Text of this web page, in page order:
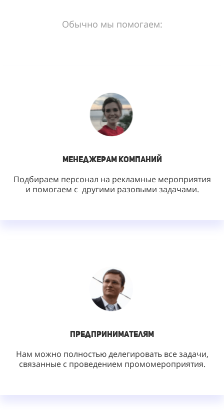
Обычно мы помогаем:
менеджерам компаний
Подбираем персонал на рекламные мероприятия
и помогаем с другими разовыми задачами.
предпринимателям
Нам можно полностью делегировать все задачи,
связанные с проведением промомероприятия.